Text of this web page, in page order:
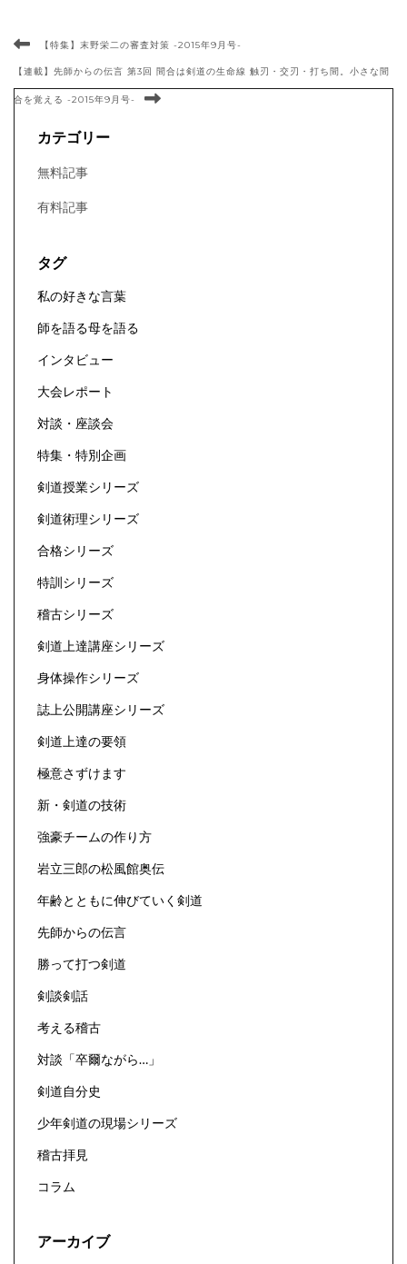
【特集】末野栄二の審査対策 -2015年9月号-
【連載】先師からの伝言 第3回 間合は剣道の生命線 触刃・交刃・打ち間。小さな間
合を覚える -2015年9月号-
カテゴリー
無料記事
有料記事
タグ
私の好きな言葉
師を語る母を語る
インタビュー
大会レポート
対談・座談会
特集・特別企画
剣道授業シリーズ
剣道術理シリーズ
合格シリーズ
特訓シリーズ
稽古シリーズ
剣道上達講座シリーズ
身体操作シリーズ
誌上公開講座シリーズ
剣道上達の要領
極意さずけます
新・剣道の技術
強豪チームの作り方
岩立三郎の松風館奥伝
年齢とともに伸びていく剣道
先師からの伝言
勝って打つ剣道
剣談剣話
考える稽古
対談「卒爾ながら…」
剣道自分史
少年剣道の現場シリーズ
稽古拝見
コラム
アーカイブ